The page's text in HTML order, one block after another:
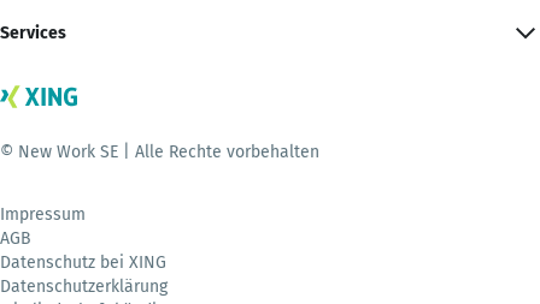
Services
© New Work SE | Alle Rechte vorbehalten
Impressum
AGB
Datenschutz bei XING
Datenschutzerklärung